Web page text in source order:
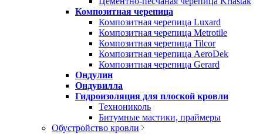
Композитная черепица
Композитная черепица Luxard
Композитная черепица Metrotile
Композитная черепица Tilcor
Композитная черепица AeroDek
Композитная черепица Gerard
Ондулин
Ондувилла
Гидроизоляция для плоской кровли
Технониколь
Битумные мастики, праймеры
Обустройство кровли